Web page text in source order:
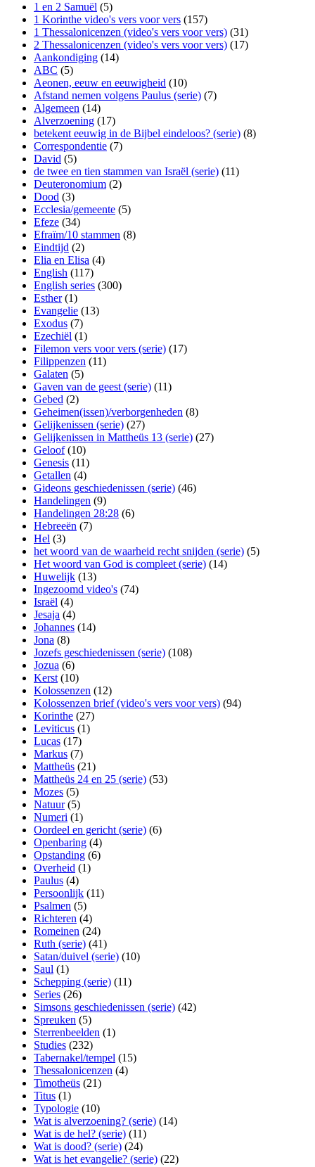
1 en 2 Samuël (5)
1 Korinthe video's vers voor vers (157)
1 Thessalonicenzen (video's vers voor vers) (31)
2 Thessalonicenzen (video's vers voor vers) (17)
Aankondiging (14)
ABC (5)
Aeonen, eeuw en eeuwigheid (10)
Afstand nemen volgens Paulus (serie) (7)
Algemeen (14)
Alverzoening (17)
betekent eeuwig in de Bijbel eindeloos? (serie) (8)
Correspondentie (7)
David (5)
de twee en tien stammen van Israël (serie) (11)
Deuteronomium (2)
Dood (3)
Ecclesia/gemeente (5)
Efeze (34)
Efraïm/10 stammen (8)
Eindtijd (2)
Elia en Elisa (4)
English (117)
English series (300)
Esther(1)
Evangelie (13)
Exodus (7)
Ezechiël (1)
Filemon vers voor vers (serie) (17)
Filippenzen (11)
Galaten (5)
Gaven van de geest (serie) (11)
Gebed (2)
Geheimen(issen)/verborgenheden (8)
Gelijkenissen (serie) (27)
Gelijkenissen in Mattheüs 13 (serie) (27)
Geloof(10)
Genesis (11)
Getallen (4)
Gideons geschiedenissen (serie) (46)
Handelingen (9)
Handelingen 28:28 (6)
Hebreeën (7)
Hel (3)
het woord van de waarheid recht snijden (serie) (5)
Het woord van God is compleet (serie) (14)
Huwelijk (13)
Ingezoomd video's (74)
Israël (4)
Jesaja (4)
Johannes (14)
Jona (8)
Jozefs geschiedenissen (serie) (108)
Jozua (6)
Kerst(10)
Kolossenzen (12)
Kolossenzen brief (video's vers voor vers) (94)
Korinthe (27)
Leviticus (1)
Lucas (17)
Markus (7)
Mattheüs (21)
Mattheüs 24 en 25 (serie) (53)
Mozes (5)
Natuur(5)
Numeri (1)
Oordeel en gericht (serie) (6)
Openbaring (4)
Opstanding (6)
Overheid (1)
Paulus (4)
Persoonlijk (11)
Psalmen (5)
Richteren (4)
Romeinen (24)
Ruth (serie) (41)
Satan/duivel (serie) (10)
Saul (1)
Schepping (serie) (11)
Series (26)
Simsons geschiedenissen (serie) (42)
Spreuken (5)
Sterrenbeelden (1)
Studies (232)
Tabernakel/tempel (15)
Thessalonicenzen (4)
Timotheüs (21)
Titus (1)
Typologie (10)
Wat is alverzoening? (serie) (14)
Wat is de hel? (serie) (11)
Wat is dood? (serie) (24)
Wat is het evangelie? (serie) (22)